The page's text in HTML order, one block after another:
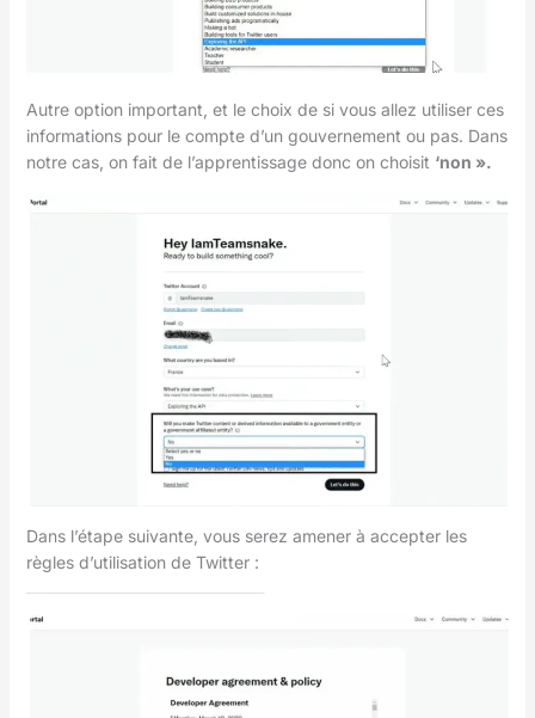
Autre option important, et le choix de si vous allez utiliser ces
informations pour le compte d’un gouvernement ou pas. Dans
notre cas, on fait de l’apprentissage donc on choisit ‘non ».
Dans l’étape suivante, vous serez amener à accepter les
règles d’utilisation de Twitter :